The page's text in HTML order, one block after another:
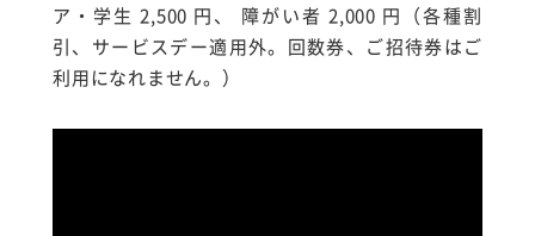
ア・学生 2,500 円、 障がい者 2,000 円（各種割
引、サービスデー適用外。回数券、ご招待券はご
利用になれません。）